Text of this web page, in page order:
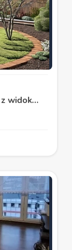
Dom jednorodzinny 150 mkw, z widokiem na miasto